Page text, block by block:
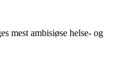
mest ambisiøse helse- og